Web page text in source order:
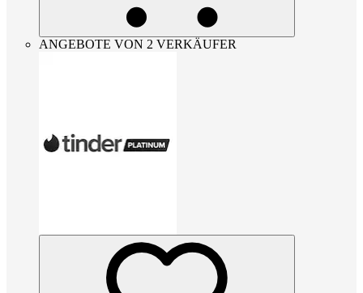
ANGEBOTE VON 2 VERKÄUFER